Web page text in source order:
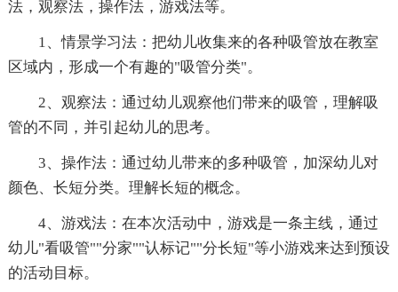
法，观察法，操作法，游戏法等。
1、情景学习法：把幼儿收集来的各种吸管放在教室
区域内，形成一个有趣的"吸管分类"。
2、观察法：通过幼儿观察他们带来的吸管，理解吸
管的不同，并引起幼儿的思考。
3、操作法：通过幼儿带来的多种吸管，加深幼儿对
颜色、长短分类。理解长短的概念。
4、游戏法：在本次活动中，游戏是一条主线，通过
幼儿"看吸管""分家""认标记""分长短"等小游戏来达到预设
的活动目标。